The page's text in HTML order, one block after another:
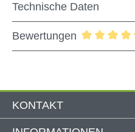
Produktdetails
Farbe: Naturholz
Material: Tannenholz /
Fassungsvermögen:
Technische Daten
Bewertungen
KONTAKT